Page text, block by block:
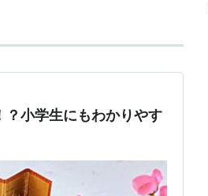
？小学生にもわかりやす